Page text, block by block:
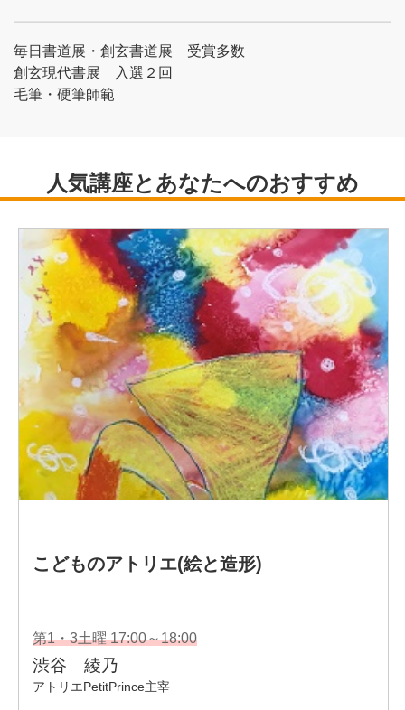
毎日書道展・創玄書道展 受賞多数
創玄現代書展 入選２回
毛筆・硬筆師範